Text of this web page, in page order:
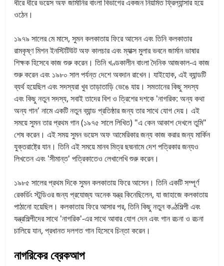
ধীরে ধীরে ভয়েস অফ জার্মানির বাংলা বিভাগের একজন নিয়মিত ফ্রিল্যান্সার হয়ে
ওঠেন।
১৯৭৯ সালের মে মাসে, সুমন কলকাতায় ফিরে আসেন এবং তিনি কলকাতার
রামকৃষ্ণ মিশন ইনস্টিটিউট অফ কালচার এবং ম্যাক্স মুলার ভবনে জার্মান ভাষার
শিক্ষক হিসেবে কাজ শুরু করেন। তিনি খণ্ডকালীন বাংলা দৈনিক আজকাল-এ কাজ
শুরু করেন এবং ১৯৮০ সাল পর্যন্ত দেশে অবদান রাখেন। যাইহোক, এই ব্যান্ডটি
ব্যর্থ হয়েছিল এবং সদস্যরা খুব তাড়াতাড়ি ভেঙে যায়। সমতানের কিছু সদস্য
এবং কিছু নতুন সদস্য, সবাই তাদের বিশ ও ত্রিশের দশকে 'নাগরিক: অন্য কথা
অন্য গান' নামে একটি নতুন ব্যান্ড প্রতিষ্ঠার জন্য তার সাথে যোগ দেয়। এই
সময়ে সুমন তার প্রথম গান (১৯৭৫ সালে লিখিত) "এ কেন আকাশ দেখলে তুমি"
শেষ করেন। এই সময় সুমন ভয়েস অফ আমেরিকার জন্য কাজ করার জন্য মার্কিন
যুক্তরাষ্ট্রে যান। তিনি এই সময়ে মানব মিত্র ছদ্মনামে দেশ পত্রিকার জন্যও
লিখতেন এবং 'সীমান্ত' পত্রিকাতেও লেখালেখি শুরু করেন।
১৯৮৫ সালের প্রথম দিকে সুমন কলকাতায় ফিরে আসেন। তিনি একটি সম্পূর্ণ
রেকর্ডিং স্টুডিওর জন্য প্রযোজ্য অনেক যন্ত্র কিনেছিলেন, যা জাহাজে কলকাতায়
পাঠানো হয়েছিল। কলকাতায় ফিরে আসার পর, তিনি কিছু নতুন কণ্ঠশিল্পী এবং
যন্ত্রশিল্পীদের সাথে 'নাগরিক'-এর সাথে আবার যোগ দেন এবং গান রচনা ও রচনা
চালিয়ে যান, প্রধানত দলগত গান হিসেবে চিন্তা করেন।
নাগরিকের ব্রেকআপ